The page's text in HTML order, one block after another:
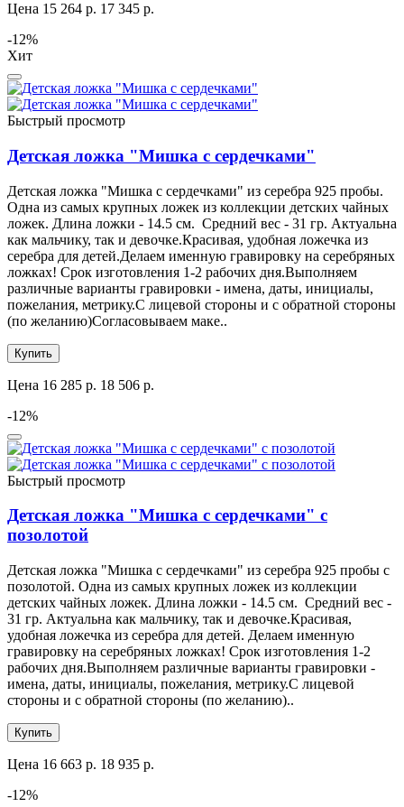
Цена 15 264 р. 17 345 р.
-12%
Хит
Быстрый просмотр
Детская ложка "Мишка с сердечками"
Детская ложка "Мишка с сердечками" из серебра 925 пробы.
Одна из самых крупных ложек из коллекции детских чайных
ложек. Длина ложки - 14.5 см. Средний вес - 31 гр. Актуальна
как мальчику, так и девочке.Красивая, удобная ложечка из
серебра для детей.Делаем именную гравировку на серебряных
ложках! Срок изготовления 1-2 рабочих дня.Выполняем
различные варианты гравировки - имена, даты, инициалы,
пожелания, метрику.С лицевой стороны и с обратной стороны
(по желанию)Согласовываем маке..
Купить
Цена 16 285 р. 18 506 р.
-12%
Быстрый просмотр
Детская ложка "Мишка с сердечками" с
позолотой
Детская ложка "Мишка с сердечками" из серебра 925 пробы с
позолотой. Одна из самых крупных ложек из коллекции
детских чайных ложек. Длина ложки - 14.5 см. Средний вес -
31 гр. Актуальна как мальчику, так и девочке.Красивая,
удобная ложечка из серебра для детей. Делаем именную
гравировку на серебряных ложках! Срок изготовления 1-2
рабочих дня.Выполняем различные варианты гравировки -
имена, даты, инициалы, пожелания, метрику.С лицевой
стороны и с обратной стороны (по желанию)..
Купить
Цена 16 663 р. 18 935 р.
-12%